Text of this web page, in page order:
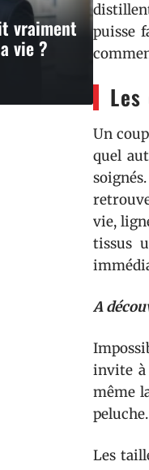
vraiment
vie ?
puisse
Un
quel
vie,
tissus
A
invite à
même
peluche.
Les